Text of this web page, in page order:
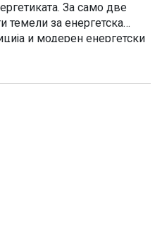
За само две
темели за енергетска
и модерен енергетски
нови инвестиции и
усогласен со европските